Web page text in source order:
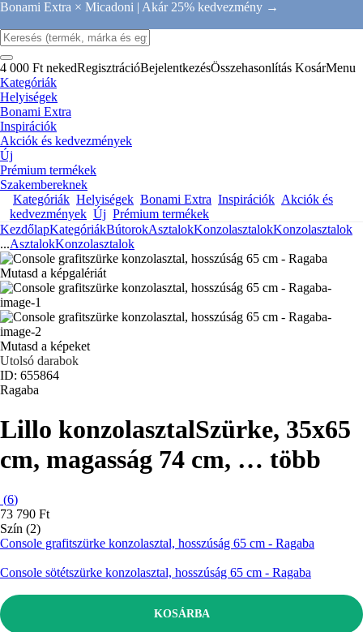
Bonami Extra × Micadoni | Akár 25% kedvezmény →
4 000 Ft nekedRegisztrációBejelentkezésÖsszehasonlítás KosárMenu
Kategóriák
Helyiségek
Bonami Extra
Inspirációk
Akciók és kedvezmények
Új
Prémium termékek
Szakembereknek
Kategóriák Helyiségek Bonami Extra Inspirációk Akciók és
kedvezmények Új Prémium termékek
KezdőlapKategóriákBútorokAsztalokKonzolasztalokKonzolasztalok
...AsztalokKonzolasztalok
Mutasd a képgalériát
Mutasd a képeket
Utolsó darabok
ID: 655864
Ragaba
Lillo konzolasztalSzürke, 35x65
cm, magasság 74 cm, … több
(6)
73 790 Ft
Szín (2)
Console grafitszürke konzolasztal, hosszúság 65 cm - Ragaba
Console sötétszürke konzolasztal, hosszúság 65 cm - Ragaba
KOSÁRBA